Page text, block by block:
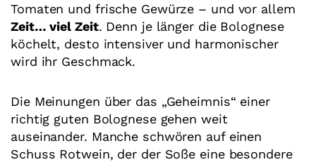
Tomaten und frische Gewürze – und vor allem
Zeit… viel Zeit. Denn je länger die Bolognese
köchelt, desto intensiver und harmonischer
wird ihr Geschmack.
Die Meinungen über das „Geheimnis“ einer
richtig guten Bolognese gehen weit
auseinander. Manche schwören auf einen
Schuss Rotwein, der der Soße eine besondere